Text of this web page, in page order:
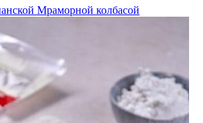
Мраморной колбасой